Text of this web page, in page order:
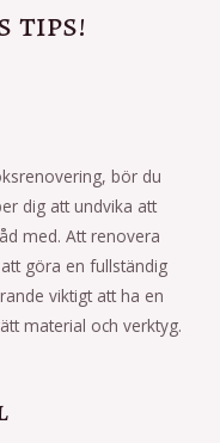
tips!
bör du
dig att undvika att
med. Att renovera
göra en fullständig
viktigt att ha en
material och verktyg.